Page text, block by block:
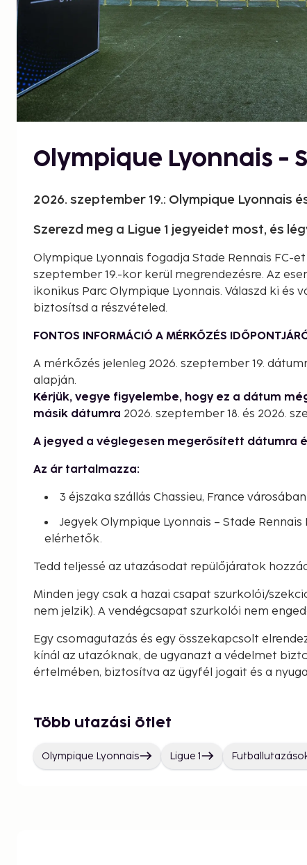
Olympique Lyonnais -
2026. szeptember 19.: Olympique Lyonnais
Szerezd meg a Ligue 1 jegyeidet most, és
Olympique Lyonnais fogadja Stade Rennais FC-
szeptember 19.-kor kerül megrendezésre. Az
ikonikus Parc Olympique Lyonnais. Válaszd ki és
biztosítsd a részvételed.
FONTOS INFORMÁCIÓ A MÉRKŐZÉS
A mérkőzés jelenleg 2026. szeptember 19.
alapján.
Kérjük, vegye figyelembe, hogy ez a dátum
másik dátumra 2026. szeptember 18. és 2026.
A jegyed a véglegesen megerősített dátumra
Az ár tartalmazza:
3 éjszaka szállás Chassieu, France városában
Jegyek Olympique Lyonnais – Stade
elérhetők.
Tedd teljessé az utazásodat repülőjáratok
Minden jegy csak a hazai csapat szurkolói/
nem jelzik). A vendégcsapat szurkolói nem
Egy csomagutazás és egy összekapcsolt
kínál az utazóknak, de ugyanazt a védelmet
értelmében, biztosítva az ügyfél jogait és a
Több utazási ötlet
Olympique Lyonnais Ligue 1